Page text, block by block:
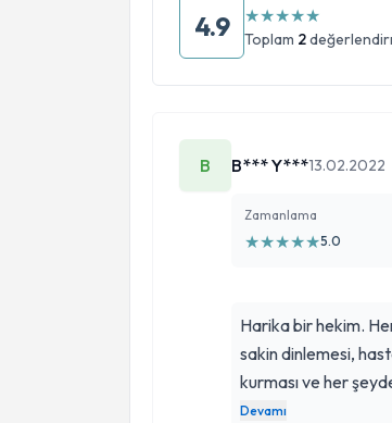
4.9 ★★★★★
Toplam 2
B B*** Y***13.02.2022
Zamanlama
★★★★★5.0
Harika bir hekim.
sakin dinlemesi,
kurması ve her
özelliklerinden
Devamı